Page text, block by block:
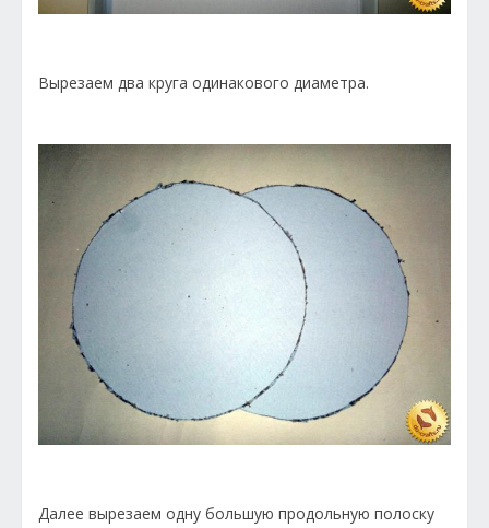
Вырезаем два круга одинакового диаметра.
Далее вырезаем одну большую продольную полоску